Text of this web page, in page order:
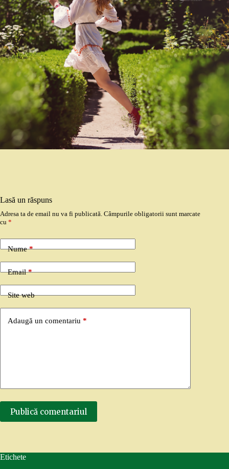
Lasă un răspuns
Adresa ta de email nu va fi publicată. Câmpurile obligatorii sunt marcate
cu *
Nume*
Email*
Site web
Adaugă un comentariu *
Publică comentariul
Etichete